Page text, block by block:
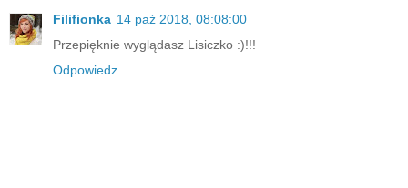
Filifionka 14 paź 2018, 08:08:00
Przepięknie wyglądasz Lisiczko :)!!!
Odpowiedz